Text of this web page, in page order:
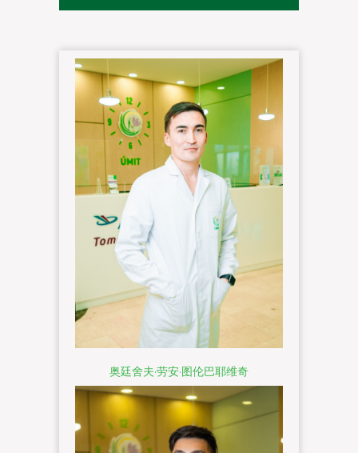
奥廷舍夫·劳安·图伦巴耶维奇